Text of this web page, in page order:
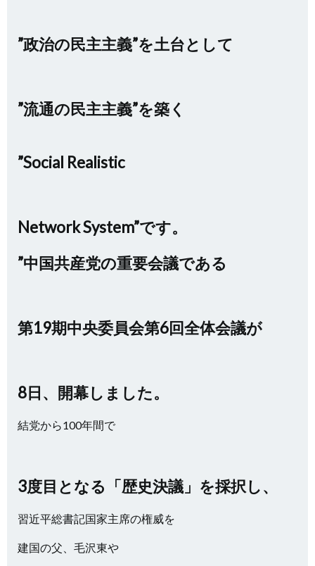
”政治の民主主義”を土台として
”流通の民主主義”を築く
”Social Realistic
Network System”です。
”中国共産党の重要会議である
第19期中央委員会第6回全体会議が
8日、開幕しました。
結党から100年間で
3度目となる「歴史決議」を採択し、
習近平総書記国家主席の権威を
建国の父、毛沢東や